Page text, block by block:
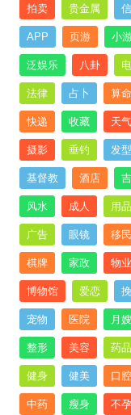
拍卖 贵金属
APP 页游 小
泛娱乐 八卦
法律 占卜 算命
快递 收藏 天气
摄影 垂钓 发型
基督教 酒店
风水 成人 用品
广告 眼镜 移民
棋牌 家政 物业
博物馆 爱恋
宠物 医院 月嫂
整形 美容 药品
健身 健美 口腔
中药 瘦身 不孕